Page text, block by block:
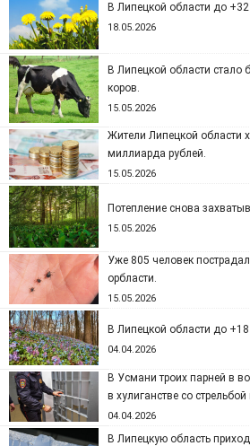
В Липецкой области до +32
18.05.2026
В Липецкой области стало
коров.
15.05.2026
Жители Липецкой области
миллиарда рублей.
15.05.2026
Потепление снова
15.05.2026
Уже 805 человек
орбласти.
15.05.2026
В Липецкой области до +18
04.04.2026
В Усмани троих парней в
в хулиганстве со
04.04.2026
В Липецкую область